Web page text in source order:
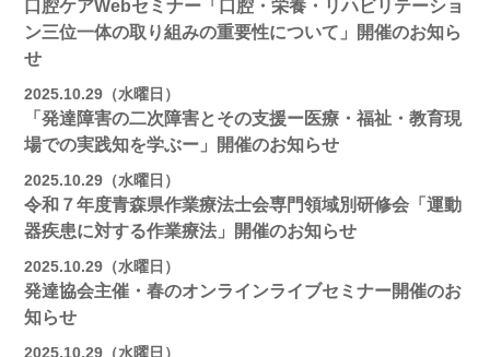
口腔ケアWebセミナー「口腔・栄養・リハビリテーショ
ン三位一体の取り組みの重要性について」開催のお知ら
せ
2025.10.29（水曜日）
「発達障害の二次障害とその支援ー医療・福祉・教育現
場での実践知を学ぶー」開催のお知らせ
2025.10.29（水曜日）
令和７年度青森県作業療法士会専門領域別研修会「運動
器疾患に対する作業療法」開催のお知らせ
2025.10.29（水曜日）
発達協会主催・春のオンラインライブセミナー開催のお
知らせ
2025.10.29（水曜日）